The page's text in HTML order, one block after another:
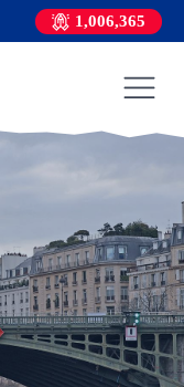
1,006,365